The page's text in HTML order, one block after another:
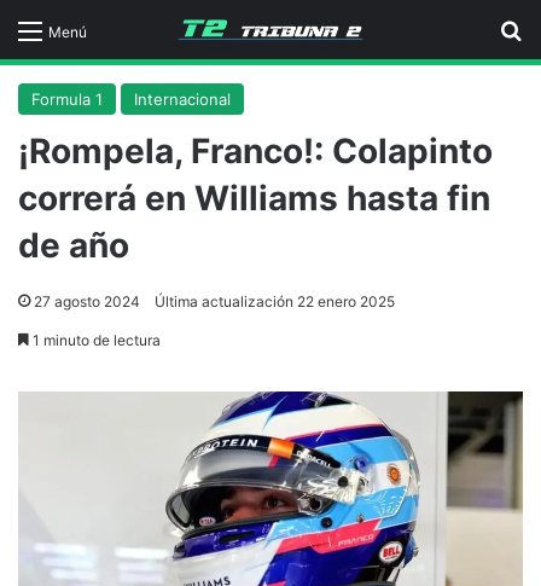
Menú
Formula 1 Internacional
¡Rompela, Franco!: Colapinto
correrá en Williams hasta fin
de año
27 agosto 2024 Última actualización 22 enero 2025
1 minuto de lectura